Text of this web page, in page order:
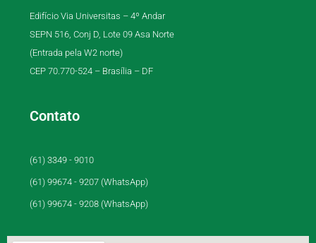
Edifício Via Universitas – 4º Andar
SEPN 516, Conj D, Lote 09 Asa Norte
(Entrada pela W2 norte)
CEP 70.770-524 – Brasília – DF
Contato
(61) 3349 - 9010
(61) 99674 - 9207 (WhatsApp)
(61) 99674 - 9208 (WhatsApp)